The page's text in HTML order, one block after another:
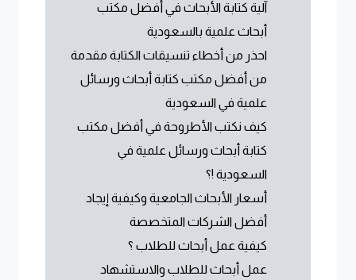
آلية كتابة الأبحاث في أفضل مكتب
أبحاث علمية بالسعودية
احذر من أخطاء تنسيقات الكتابة مقدمة
من أفضل مكتب كتابة أبحاث ورسائل
علمية في السعودية
كيف نكتب الأطروحة في أفضل مكتب
كتابة أبحاث ورسائل علمية في
السعودية !؟
أسعار الأبحاث الجامعية وكيفية إيجاد
أفضل الشركات المتخصصة
كيفية عمل أبحاث للطلاب ؟
عمل أبحاث للطلاب والاستشهاد